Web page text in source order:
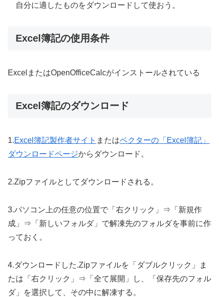
自分に適したものをダウンロードして使おう。
Excel簿記の使用条件
ExcelまたはOpenOfficeCalcがインストールされている
Excel簿記のダウンロード
1.Excel簿記製作者サイト またはベクターの「Excel簿記」
ダウンロードページからダウンロード。
2.Zipファイルとしてダウンロードされる。
3.パソコン上の任意の位置で「右クリック」⇒「新規作
成」⇒「新しいフォルダ」で解凍先のフォルダを事前に作
っておく。
4.ダウンロードした.Zipファイルを「ダブルクリック」ま
たは「右クリック」⇒「全て展開」し、「保存先のフォル
ダ」を選択して、その中に解凍する。